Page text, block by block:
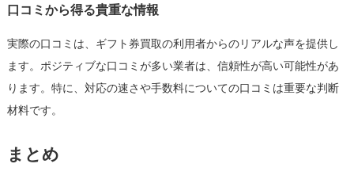
口コミから得る貴重な情報
実際の口コミは、ギフト券買取の利用者からのリアルな声を提供し
ます。ポジティブな口コミが多い業者は、信頼性が高い可能性があ
ります。特に、対応の速さや手数料についての口コミは重要な判断
材料です。
まとめ